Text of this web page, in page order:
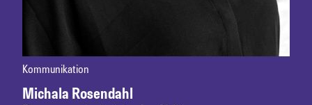
Kommunikation
Michala Rosendahl